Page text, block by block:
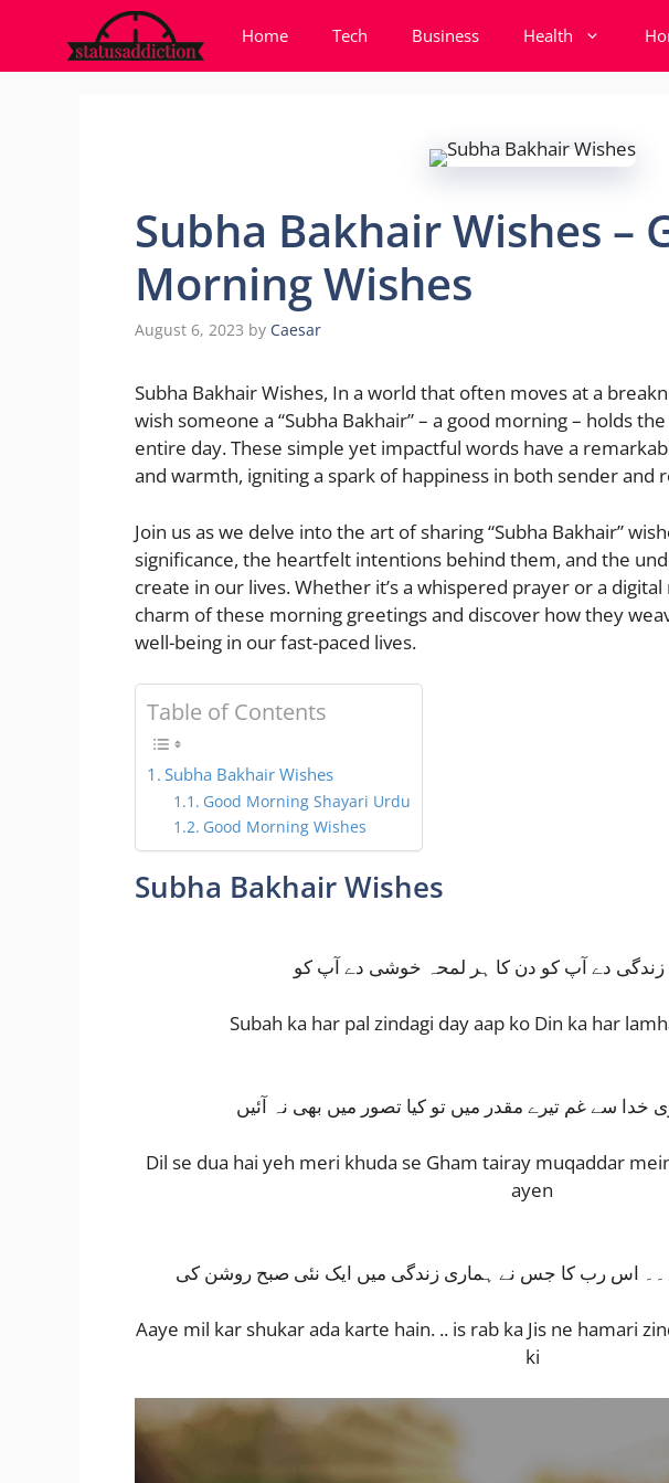
content
Home Tech Business Health
Subha Bakhair Wishes –
Morning Wishes
August 6, 2023 by Caesar
Subha Bakhair Wishes, In a world that often moves at a
wish someone a “Subha Bakhair” – a good morning – holds
entire day. These simple yet impactful words have a
and warmth, igniting a spark of happiness in both sender and
Join us as we delve into the art of sharing “Subha Bakhair”
significance, the heartfelt intentions behind them, and the
create in our lives. Whether it’s a whispered prayer or a digital
charm of these morning greetings and discover how they
well-being in our fast-paced lives.
Table of Contents
Subha Bakhair Wishes
Good Morning Shayari Urdu
Good Morning Wishes
Subha Bakhair Wishes
زندگی دے آپ کو دن کا ہر لمحہ خوشی دے آپ کو
Subah ka har pal zindagi day aap ko Din ka har
خدا سے غم تیرے مقدر میں تو کیا تصور میں بھی نہ آئیں
Dil se dua hai yeh meri khuda se Gham tairay muqaddar
ayen
اس رب کا جس نے ہماری زندگی میں ایک نئی صبح روشن کی
Aaye mil kar shukar ada karte hain. .. is rab ka Jis ne hamari
ki